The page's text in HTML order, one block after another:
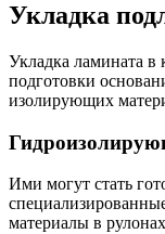
Укладка
Укладка ламината в
подготовки
изолирующих
Ими могут стать
материалы в